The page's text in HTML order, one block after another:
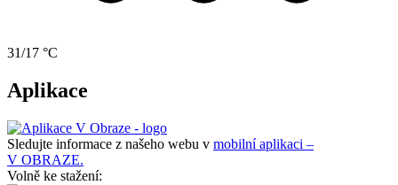
31/17 °C
Aplikace
Sledujte informace z našeho webu v mobilní aplikaci –
V OBRAZE.
Volně ke stažení: